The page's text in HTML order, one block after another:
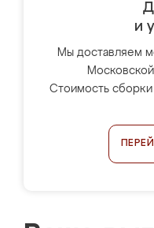
и
Мы доставляем
Стоимость